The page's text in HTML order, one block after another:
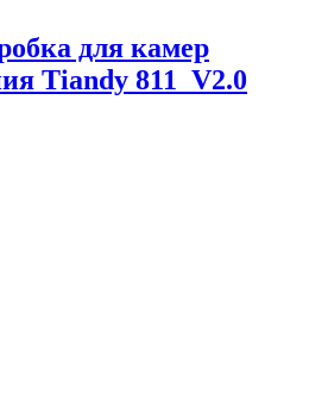
для камер
Tiandy 811_V2.0